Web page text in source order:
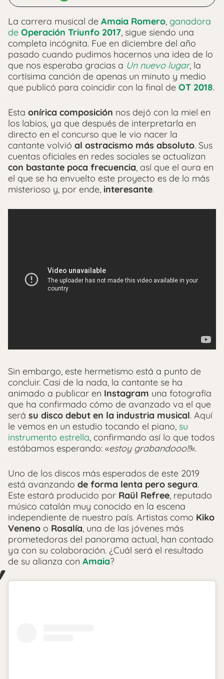
La carrera musical de Amaia Romero, ganadora
de Operación Triunfo 2017, sigue siendo una
completa incógnita. Fue en diciembre del año
pasado cuando pudimos hacernos una idea de lo
que nos esperaba gracias a Un nuevo lugar, la
cortísima canción de apenas un minuto y medio
que publicó para coincidir con la final de OT 2018.
Esta onírica composición nos dejó con la miel en
los labios, ya que después de interpretarla en
directo en el concurso que le vio nacer la
cantante volvió al ostracismo más absoluto. Sus
cuentas oficiales en redes sociales se actualizan
con bastante poca frecuencia, así que el aura en
el que se ha envuelto este proyecto es de lo más
misterioso y, por ende, interesante.
Sin embargo, este hermetismo está a punto de
concluir. Casi de la nada, la cantante se ha
animado a publicar en Instagram una fotografía
que ha confirmado cómo de avanzado va el que
será su disco debut en la industria musical. Aquí
le vemos en un estudio tocando el piano, su
instrumento estrella, confirmando así lo que todos
estábamos esperando: «estoy grabandooo!!!«.
Uno de los discos más esperados de este 2019
está avanzando de forma lenta pero segura.
Este estará producido por Raül Refree, reputado
músico catalán muy conocido en la escena
independiente de nuestro país. Artistas como Kiko
Veneno o Rosalía, una de las jóvenes más
prometedoras del panorama actual, han contado
ya con su colaboración. ¿Cuál será el resultado
de su alianza con Amaia?